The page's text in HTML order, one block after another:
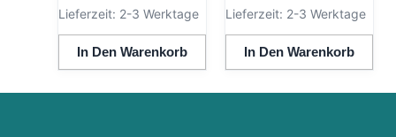
Lieferzeit: 2-3 Werktage
In Den Warenkorb
Lieferzeit: 2-3 Werktage
In Den Warenkorb